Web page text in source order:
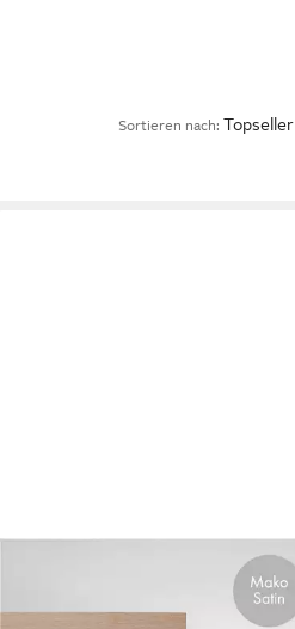
Sortieren nach: Topseller
Spannbettlaken Colours in Gr.
90x200, 140x200 oder 180x200